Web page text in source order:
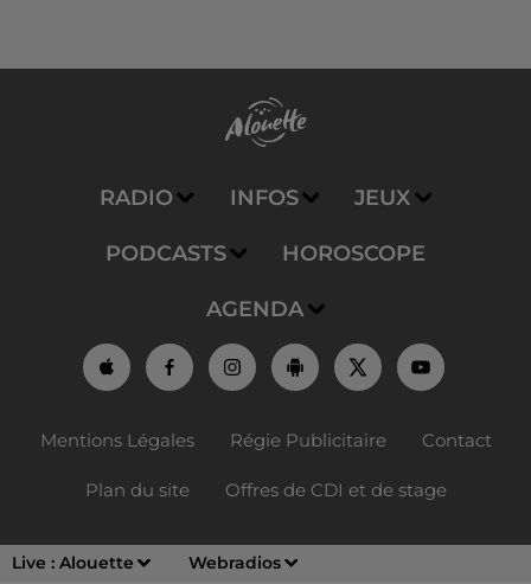
Live : Alouette Webradios
RADIO INFOS JEUX
PODCASTS HOROSCOPE
AGENDA
Mentions Légales Régie Publicitaire Contact
Plan du site Offres de CDI et de stage